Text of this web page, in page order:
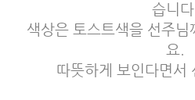
습니다.
색상은 토스트색을 선주님
요.
따뜻하게 보인다면서